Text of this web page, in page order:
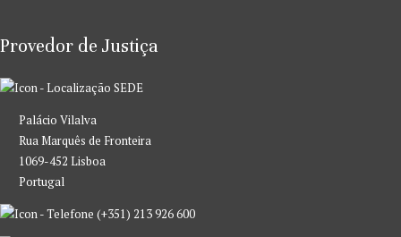
Provedor de Justiça
SEDE
Palácio Vilalva
Rua Marquês de Fronteira
1069-452 Lisboa
Portugal
(+351) 213 926 600